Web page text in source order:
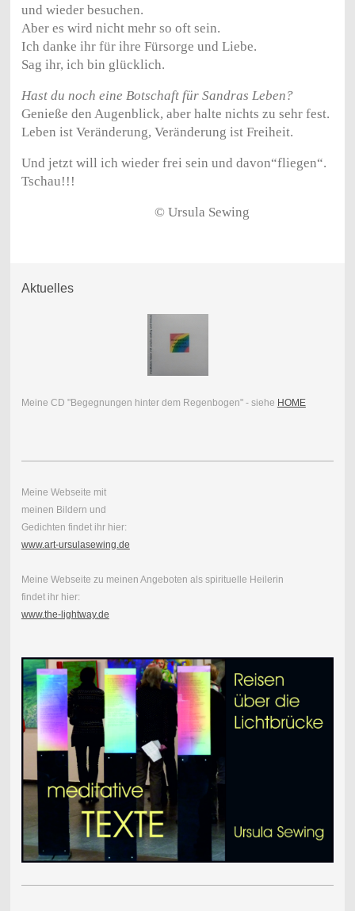
und wieder besuchen.
Aber es wird nicht mehr so oft sein.
Ich danke ihr für ihre Fürsorge und Liebe.
Sag ihr, ich bin glücklich.
Hast du noch eine Botschaft für Sandras Leben?
Genieße den Augenblick, aber halte nichts zu sehr fest.
Leben ist Veränderung, Veränderung ist Freiheit.
Und jetzt will ich wieder frei sein und davon“fliegen“.
Tschau!!!
© Ursula Sewing
Aktuelles
Meine CD "Begegnungen hinter dem Regenbogen" - siehe HOME
Meine Webseite mit
meinen Bildern und
Gedichten findet ihr hier:
www.art-ursulasewing.de
Meine Webseite zu meinen Angeboten als spirituelle Heilerin
findet ihr hier:
www.the-lightway.de